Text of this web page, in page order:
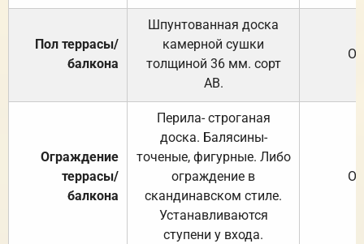
Пол террасы/
балкона
Шпунтованная доска
камерной сушки
толщиной 36 мм. сорт
АВ.
Ограждение
террасы/
балкона
Перила- строганая
доска. Балясины-
точеные, фигурные. Либо
ограждение в
скандинавском стиле.
Устанавливаются
ступени у входа.